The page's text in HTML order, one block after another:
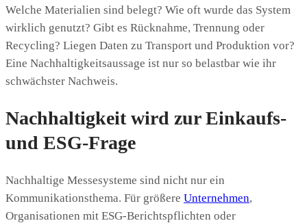
Welche Materialien sind belegt? Wie oft wurde das System
wirklich genutzt? Gibt es Rücknahme, Trennung oder
Recycling? Liegen Daten zu Transport und Produktion vor?
Eine Nachhaltigkeitsaussage ist nur so belastbar wie ihr
schwächster Nachweis.
Nachhaltigkeit wird zur Einkaufs-
und ESG-Frage
Nachhaltige Messesysteme sind nicht nur ein
Kommunikationsthema. Für größere Unternehmen,
Organisationen mit ESG-Berichtspflichten oder